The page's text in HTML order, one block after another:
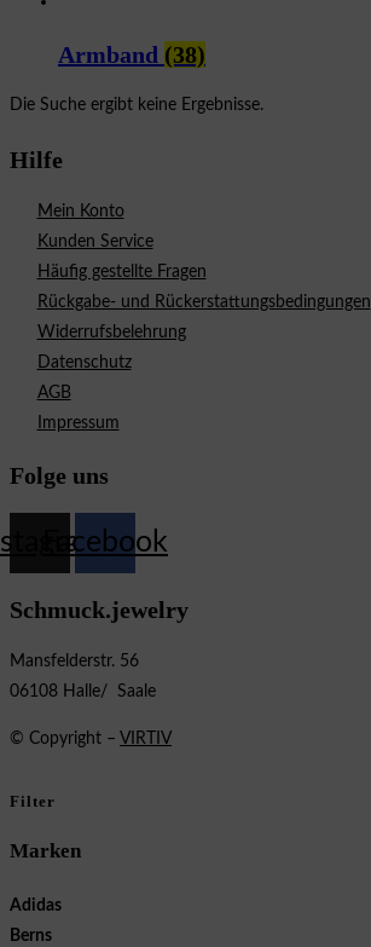
Armband (38)
Die Suche ergibt keine Ergebnisse.
Hilfe
Mein Konto
Kunden Service
Häufig gestellte Fragen
Rückgabe- und Rückerstattungsbedingungen
Widerrufsbelehrung
Datenschutz
AGB
Impressum
Folge uns
Facebook
Schmuck.jewelry
Mansfelderstr. 56
06108 Halle/ Saale
© Copyright – VIRTIV
Filter
Marken
Adidas
Berns